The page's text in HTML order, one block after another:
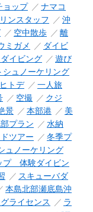
ョップ
ナマコ
ンスタッフ
沖
空中散歩
離
ミガメ
ダイビ
ダイビング
遊び
シュノーケリング
ヒトデ
一人旅
空撮
クジ
景 本部港
美
プラン
水納
ツアー
冬季プ
ュノーケリング
プ 体験ダイビン
スキューバダ
本島北部瀬底島沖
ライセンス
ラ